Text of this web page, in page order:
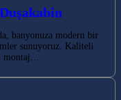
banyonuza modern bir
sunuyoruz. Kaliteli
montaj…